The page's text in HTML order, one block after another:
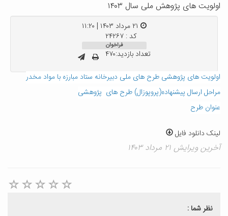
اولویت های پژوهش ملی سال ۱۴۰۳
کد : ۲۴۲۶۷
فراخوان
تعداد بازدید:۴۷۰
اولویت های پژوهشی طرح های ملی دبیرخانه ستاد مبارزه با مواد مخدر
مراحل ارسال پیشنهاده(پروپوزال) طرح های پژوهشی
عنوان طرح
لینک دانلود فایل
آخرین ویرایش ۲۱ مرداد ۱۴۰۳
نظر شما :